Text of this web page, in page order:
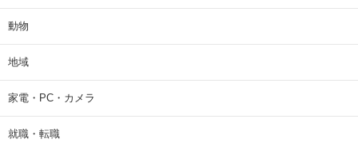
動物
地域
家電・PC・カメラ
就職・転職